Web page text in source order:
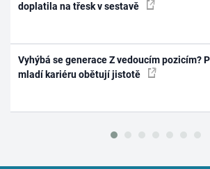
doplatila na třesk v sestavě
Vyhýbá se generace Z vedoucím pozicím?
mladí kariéru obětují jistotě